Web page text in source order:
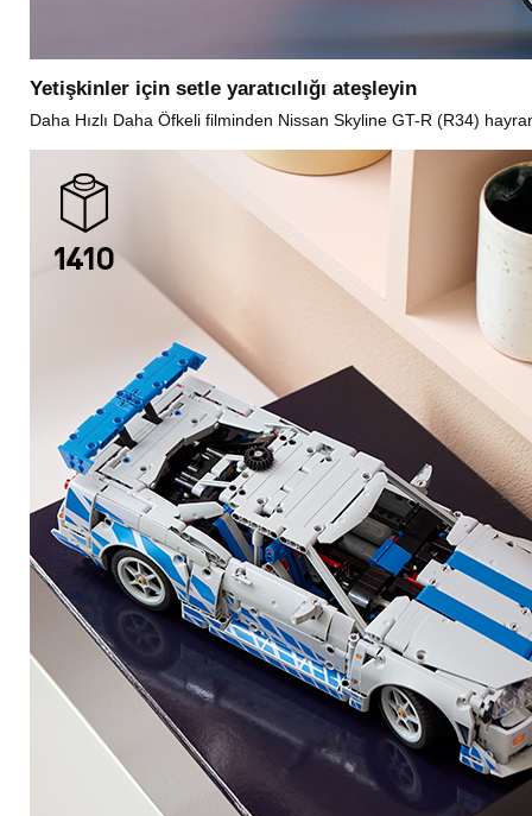
Yetişkinler için setle yaratıcılığı ateşleyin
Daha Hızlı Daha Öfkeli filminden Nissan Skyline GT-R (R34)